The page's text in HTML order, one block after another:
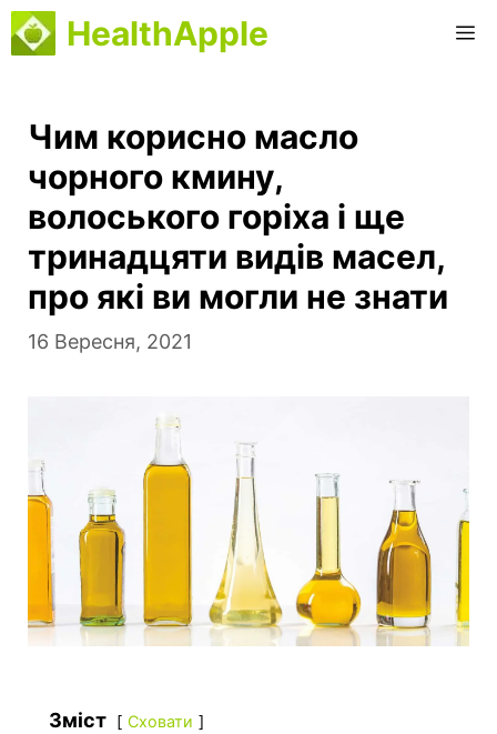
Перейти
до
HealthApple
Чим корисно масло
чорного кмину,
волоського горіха і ще
тринадцяти видів масел,
про які ви могли не знати
16 Вересня, 2021
Зміст Сховати